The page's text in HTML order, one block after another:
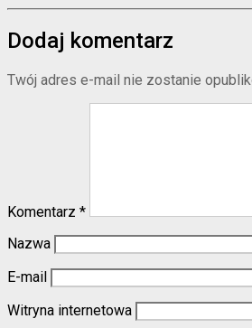
Dodaj komentarz
Twój adres e-mail nie zostanie
Komentarz *
Nazwa
E-mail
Witryna internetowa